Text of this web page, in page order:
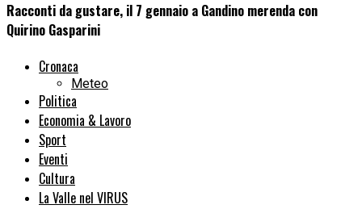
Racconti da gustare, il 7 gennaio a Gandino merenda con
Quirino Gasparini
Cronaca
Meteo
Politica
Economia & Lavoro
Sport
Eventi
Cultura
La Valle nel VIRUS